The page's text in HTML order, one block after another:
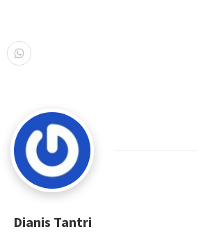
Dianis Tantri